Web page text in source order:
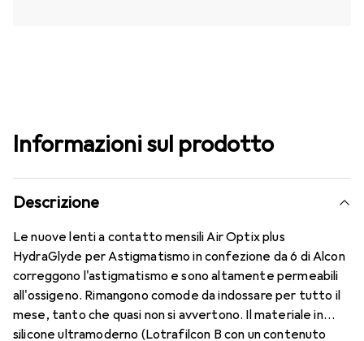
Informazioni sul prodotto
Descrizione
Le nuove lenti a contatto mensili Air Optix plus
HydraGlyde per Astigmatismo in confezione da 6 di Alcon
correggono l'astigmatismo e sono altamente permeabili
all'ossigeno. Rimangono comode da indossare per tutto il
mese, tanto che quasi non si avvertono. Il materiale in
silicone ultramoderno (Lotrafilcon B con un contenuto